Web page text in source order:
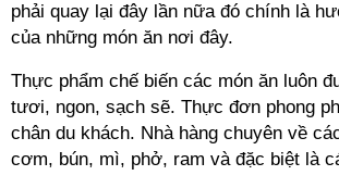
phải quay lại đây lần nữa đó chính là
của những món ăn nơi đây.
Thực phẩm chế biến các món ăn luôn
tươi, ngon, sạch sẽ. Thực đơn phong
chân du khách. Nhà hàng chuyên về
cơm, bún, mì, phở, ram và đặc biệt là